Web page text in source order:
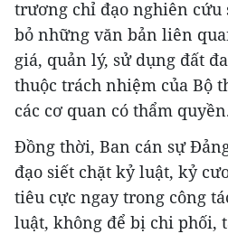
trương chỉ đạo nghiên cứu
bỏ những văn bản liên
giá, quản lý, sử dụng đất
thuộc trách nhiệm của Bộ
các cơ quan có thẩm
Đồng thời, Ban cán sự
đạo siết chặt kỷ luật, kỷ
tiêu cực ngay trong công
luật, không để bị chi phối,